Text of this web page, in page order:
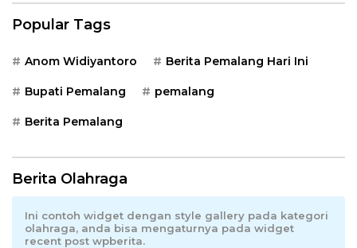
Popular Tags
Anom Widiyantoro Berita Pemalang Hari Ini
Bupati Pemalang pemalang
Berita Pemalang
Berita Olahraga
Ini contoh widget dengan style gallery pada kategori
olahraga, anda bisa mengaturnya pada widget
recent post wpberita.